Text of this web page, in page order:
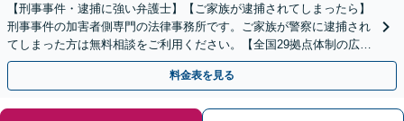
【刑事事件・逮捕に強い弁護士】【ご家族が逮捕されてしまったら】
刑事事件の加害者側専門の法律事務所です。ご家族が警察に逮捕され
てしまった方は無料相談をご利用ください。【全国29拠点体制の広域
対応】【弁護士待機中/当日中の電話相談可(予約制)】
料金表を見る